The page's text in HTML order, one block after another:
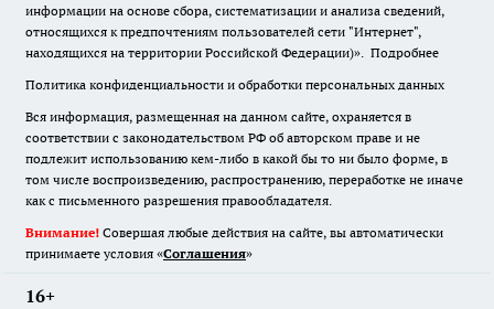
информации на основе сбора, систематизации и анализа сведений,
относящихся к предпочтениям пользователей сети "Интернет",
находящихся на территории Российской Федерации)». Подробнее
Политика конфиденциальности и обработки персональных данных
Вся информация, размещенная на данном сайте, охраняется в
соответствии с законодательством РФ об авторском праве и не
подлежит использованию кем-либо в какой бы то ни было форме, в
том числе воспроизведению, распространению, переработке не иначе
как с письменного разрешения правообладателя.
Внимание! Совершая любые действия на сайте, вы автоматически
принимаете условия «Cоглашения»
16+